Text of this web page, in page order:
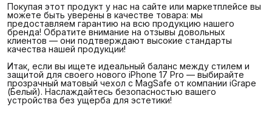
Покупая этот продукт у нас на сайте или маркетплейсе вы
можете быть уверены в качестве товара: мы
предоставляем гарантию на всю продукцию нашего
бренда! Обратите внимание на отзывы довольных
клиентов — они подтверждают высокие стандарты
качества нашей продукции!
Итак, если вы ищете идеальный баланс между стилем и
защитой для своего нового iPhone 17 Pro — выбирайте
прозрачный матовый чехол с MagSafe от компании iGrape
(Белый). Наслаждайтесь безопасностью вашего
устройства без ущерба для эстетики!